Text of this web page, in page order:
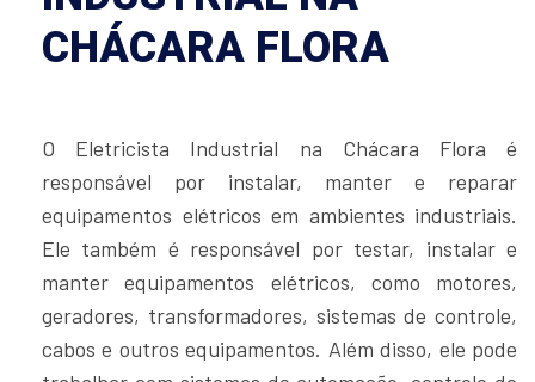
CHÁCARA FLORA
O Eletricista Industrial na Chácara Flora é
responsável por instalar, manter e reparar
equipamentos elétricos em ambientes industriais.
Ele também é responsável por testar, instalar e
manter equipamentos elétricos, como motores,
geradores, transformadores, sistemas de controle,
cabos e outros equipamentos. Além disso, ele pode